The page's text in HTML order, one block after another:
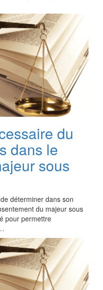
du
dans le
sous
déterminer dans son
du majeur sous
pour permettre